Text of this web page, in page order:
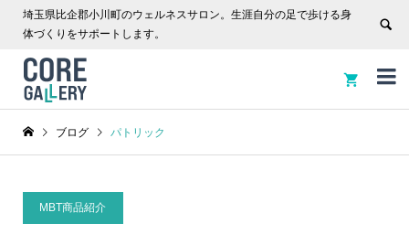
埼玉県比企郡小川町のウェルネスサロン。生涯自分の足で歩ける身
体づくりをサポートします。


ブログ パトリック
MBT商品紹介